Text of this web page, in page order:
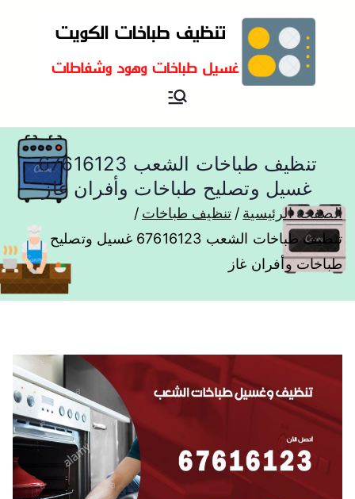
تنظيف طباخات الشعب 67616123
غسيل وتصليح طباخات وأفران غاز
الصفحة الرئيسية
تنظيف طباخات
تنظيف طباخات الشعب 67616123 غسيل وتصليح
طباخات وأفران غاز